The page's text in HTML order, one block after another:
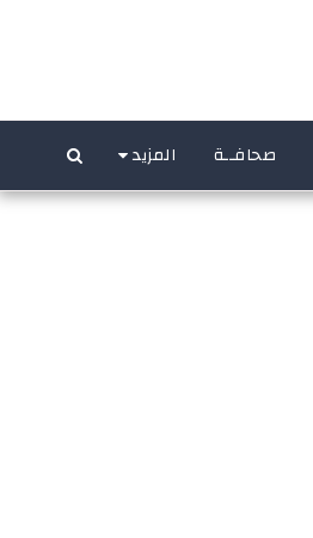
صحافــة المزيد